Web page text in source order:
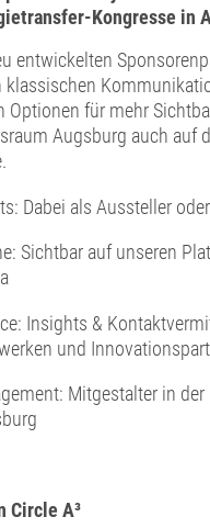
Kongresse in
entwickelten
klassischen
Optionen für mehr
Augsburg auch auf
Dabei als Aussteller
Sichtbar auf unseren
Insights &
und
Mitgestalter in
Circle A³